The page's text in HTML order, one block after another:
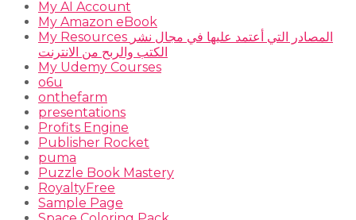
My AI Account
My Amazon eBook
My Resources المصادر التي أعتمد عليها في مجال نشر
الكتب والربح من الانترنت
My Udemy Courses
o6u
onthefarm
presentations
Profits Engine
Publisher Rocket
puma
Puzzle Book Mastery
RoyaltyFree
Sample Page